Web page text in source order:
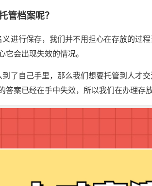
管档案呢？
进行保存，我们并不用担心在存放的过
它会出现失效的情况。
了自己手里，那么我们想要托管到人才
答案已经在手中失效，所以我们在办理存